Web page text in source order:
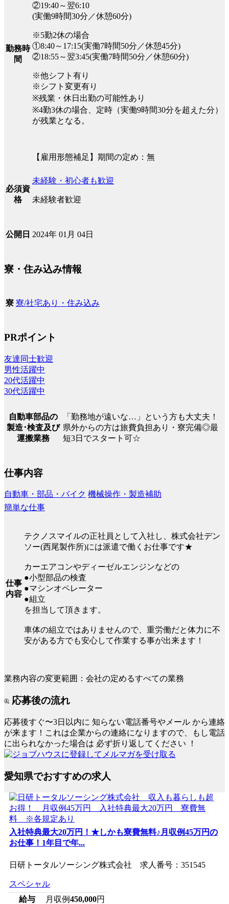
勤務時
間
②19:40～翌6:10
(実働9時間30分／休憩60分)
※5勤2休の場合
①8:40～17:15(実働7時間50分／休憩45分)
②18:55～翌3:45(実働7時間50分／休憩60分)
※他シフト有り
※シフト変更有り
※残業・休日出勤の可能性あり
※4勤3休の場合、定時（実働9時間30分を超えた分）
が残業となる。
【雇用形態補足】期間の定め：無
必須資
格
未経験・初心者も歓迎
未経験者歓迎
公開日 2024年 01月 04日
寮・住み込み情報
寮 寮/社宅あり・住み込み
PRポイント
友達同士歓迎
男性活躍中
20代活躍中
30代活躍中
自動車部品の
製造･検査及び
運搬業務
「勤務地が遠いな…」という方も大丈夫！
県外からの方は旅費負担あり・寮完備◎最
短3日でスタート可☆
仕事内容
自動車・部品・バイク 機械操作・製造補助
簡単な仕事
仕事
内容
テクノスマイルの正社員として入社し、株式会社デン
ソー(西尾製作所)には派遣で働くお仕事です★
カーエアコンやディーゼルエンジンなどの
●小型部品の検査
●マシンオペレーター
●組立
を担当して頂きます。
車体の組立ではありませんので、重労働だと体力に不
安がある方でも安心して作業する事が出来ます！
業務内容の変更範囲：会社の定めるすべての業務
応募後の流れ
応募後すぐ〜3日以内に 知らない電話番号やメール から連絡
が来ます！これは企業からの連絡になりますので、もし電話
に出られなかった場合は 必ず折り返してください ！
愛知県でおすすめの求人
入社特典最大20万円！★しかも寮費無料♪月収例45万円の
お仕事！1年目で年...
日研トータルソーシング株式会社 求人番号：351545
スペシャル
給与
月収例450,000円